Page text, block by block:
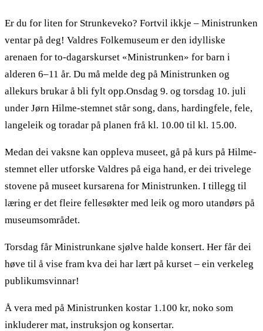
Er du for liten for Strunkeveko? Fortvil ikkje – Ministrunken
ventar på deg! Valdres Folkemuseum er den idylliske
arenaen for to-dagarskurset «Ministrunken» for barn i
alderen 6–11 år. Du må melde deg på Ministrunken og
allekurs brukar å bli fylt opp.Onsdag 9. og torsdag 10. juli
under Jørn Hilme-stemnet står song, dans, hardingfele, fele,
langeleik og toradar på planen frå kl. 10.00 til kl. 15.00.
Medan dei vaksne kan oppleva museet, gå på kurs på Hilme-
stemnet eller utforske Valdres på eiga hand, er dei trivelege
stovene på museet kursarena for Ministrunken. I tillegg til
læring er det fleire fellesøkter med leik og moro utandørs på
museumsområdet.
Torsdag får Ministrunkane sjølve halde konsert. Her får dei
høve til å vise fram kva dei har lært på kurset – ein verkeleg
publikumsvinnar!
Å vera med på Ministrunken kostar 1.100 kr, noko som
inkluderer mat, instruksjon og konsertar.